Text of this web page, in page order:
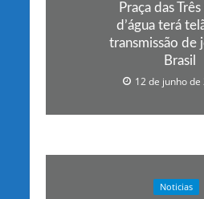
Praça das
d’água terá
transmissão de
Brasil
12 de junho de
Noticias